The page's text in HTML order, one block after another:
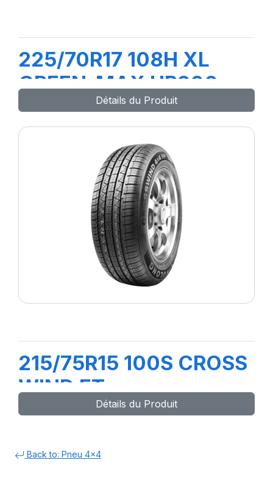
225/70R17 108H XL
GREEN-MAX HP200
Détails du Produit
215/75R15 100S CROSS
WIND ET
Détails du Produit
Back to: Pneu 4x4